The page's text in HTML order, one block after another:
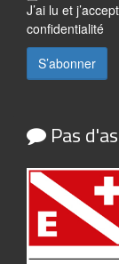
J’ai lu et
confidentialité
Pas